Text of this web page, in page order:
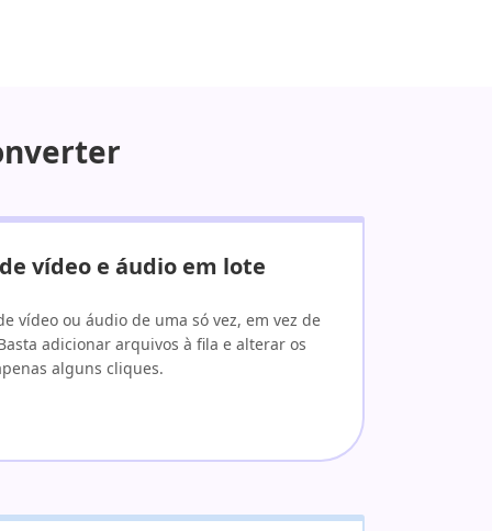
vídeo e áudio em lote
vídeo ou áudio de uma só vez, em vez de
adicionar arquivos à fila e alterar os
alguns cliques.